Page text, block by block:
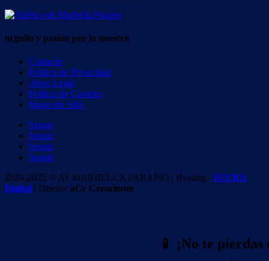
orgullo y pasión por lo nuestro
Contacto
Política de Privacidad
Aviso Legal
Política de Cookies
Mapa del Sitio
Seguir
Seguir
Seguir
Seguir
2024-2025 ® AT MARBELLA PARAÍSO | Hosting: JUCRA
Digital | Diseño: aCr Creaciones
📱 ¡No te pierdas